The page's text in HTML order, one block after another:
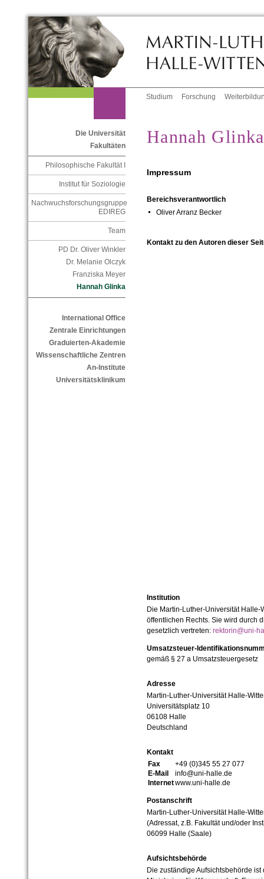
Studium Forschung
Die Universität
Fakultäten
Philosophische Fakultät I
Institut für Soziologie
Nachwuchsforschungsgruppe
EDIREG
Team
PD Dr. Oliver Winkler
Dr. Melanie Olczyk
Franziska Meyer
Hannah Glinka
International Office
Zentrale Einrichtungen
Graduierten-Akademie
Wissenschaftliche Zentren
An-Institute
Universitätsklinikum
Hannah Glinka
Impressum
Bereichsverantwortlich
Oliver Arranz Becker
Kontakt zu den Autoren dieser
Institution
Die Martin-Luther-Universität
öffentlichen Rechts. Sie wird durch
gesetzlich vertreten: rektorin@uni-
Umsatzsteuer-
gemäß § 27 a Umsatzsteuergesetz
Adresse
Martin-Luther-Universität Halle-
Universitätsplatz 10
06108 Halle
Deutschland
Kontakt
Fax
+49 (0)345 55 27 077
E-Mail
info@uni-halle.de
Internetwww.uni-halle.de
Postanschrift
Martin-Luther-Universität Halle-
(Adressat, z.B. Fakultät und/oder
06099 Halle (Saale)
Aufsichtsbehörde
Die zuständige Aufsichtsbehörde ist